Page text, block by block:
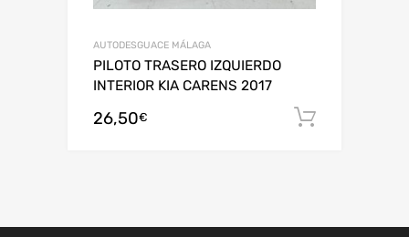
AUTODESGUACE MÁLAGA
PILOTO TRASERO IZQUIERDO
INTERIOR KIA CARENS 2017
26,50€